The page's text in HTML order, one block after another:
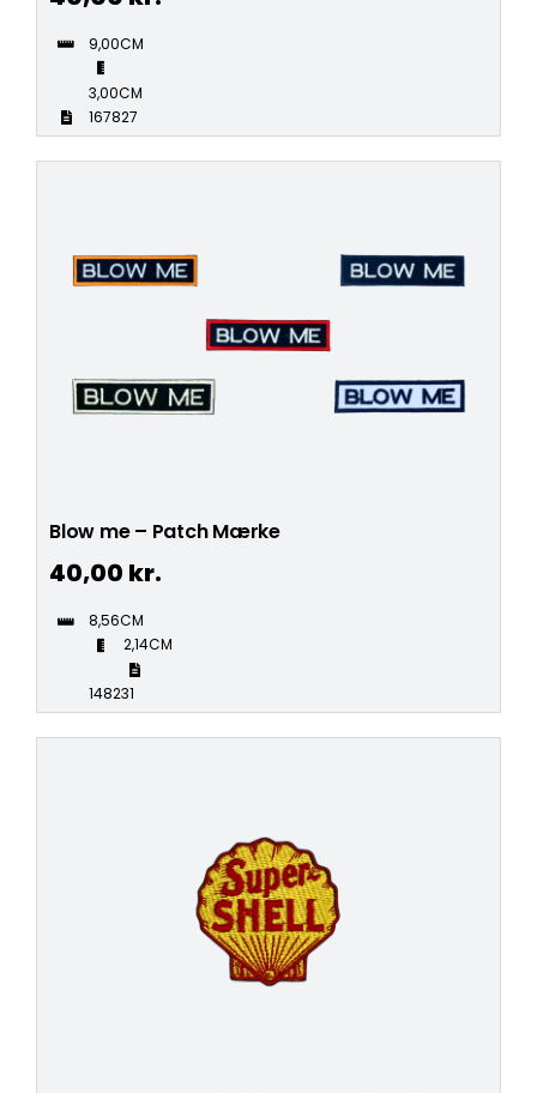
9,00CM
3,00CM
167827
Blow me – Patch Mærke
40,00 kr.
8,56CM
2,14CM
148231